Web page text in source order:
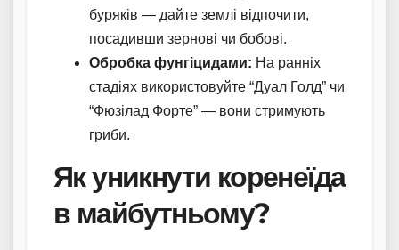
буряків — дайте землі відпочити,
посадивши зернові чи бобові.
Обробка фунгіцидами: На ранніх
стадіях використовуйте “Дуал Голд” чи
“Фюзілад Форте” — вони стримують
гриби.
Як уникнути коренеїда
в майбутньому?